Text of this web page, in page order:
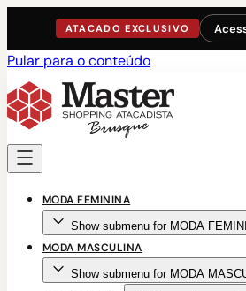
ATACADO EXCLUSIVO
Pular para o conteúdo
MODA FEMININA
Show submenu for MODA
MODA MASCULINA
Show submenu for MODA